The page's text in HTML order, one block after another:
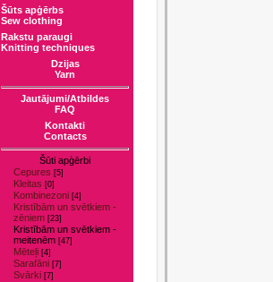
Šūts apģērbs
Sew clothing
Rakstu paraugi
Knitting techniques
Dzijas
Yarn
Jautājumi/Atbildes
FAQ
Kontakti
Contacts
Šūti apģērbi
Cepures [5]
Kleitas [0]
Kombinezoni [4]
Kristībām un svētkiem -
zēniem [23]
Kristībām un svētkiem -
meitenēm [47]
Mēteļi [4]
Sarafāni [7]
Svārki [7]